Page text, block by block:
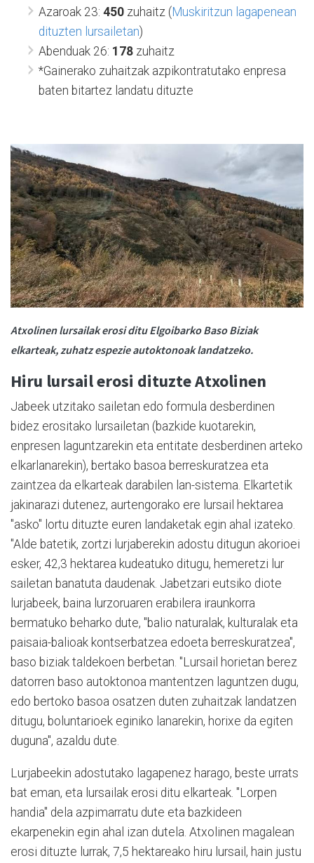
Azaroak 23: 450 zuhaitz (Muskiritzun lagapenean
dituzten lursailetan)
Abenduak 26: 178 zuhaitz
*Gainerako zuhaitzak azpikontratutako enpresa
baten bitartez landatu dituzte
Atxolinen lursailak erosi ditu Elgoibarko Baso Biziak
elkarteak, zuhatz espezie autoktonoak landatzeko.
Hiru lursail erosi dituzte Atxolinen
Jabeek utzitako sailetan edo formula desberdinen
bidez erositako lursailetan (bazkide kuotarekin,
enpresen laguntzarekin eta entitate desberdinen arteko
elkarlanarekin), bertako basoa berreskuratzea eta
zaintzea da elkarteak darabilen lan-sistema. Elkartetik
jakinarazi dutenez, aurtengorako ere lursail hektarea
"asko" lortu dituzte euren landaketak egin ahal izateko.
"Alde batetik, zortzi lurjaberekin adostu ditugun akorioei
esker, 42,3 hektarea kudeatuko ditugu, hemeretzi lur
sailetan banatuta daudenak. Jabetzari eutsiko diote
lurjabeek, baina lurzoruaren erabilera iraunkorra
bermatuko beharko dute, "balio naturalak, kulturalak eta
paisaia-balioak kontserbatzea edoeta berreskuratzea",
baso biziak taldekoen berbetan. "Lursail horietan berez
datorren baso autoktonoa mantentzen laguntzen dugu,
edo bertoko basoa osatzen duten zuhaitzak landatzen
ditugu, boluntarioek eginiko lanarekin, horixe da egiten
duguna", azaldu dute.
Lurjabeekin adostutako lagapenez harago, beste urrats
bat eman, eta lursailak erosi ditu elkarteak. "Lorpen
handia" dela azpimarratu dute eta bazkideen
ekarpenekin egin ahal izan dutela. Atxolinen magalean
erosi dituzte lurrak, 7,5 hektareako hiru lursail, hain justu